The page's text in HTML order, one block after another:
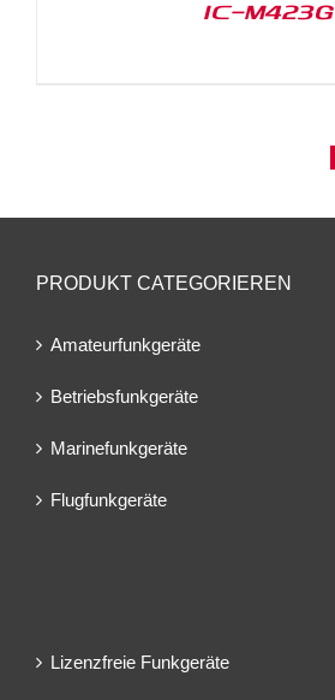
IC-M423G
PRODUKT CATEGORIEREN
Amateurfunkgeräte
Betriebsfunkgeräte
Marinefunkgeräte
Flugfunkgeräte
Lizenzfreie Funkgeräte